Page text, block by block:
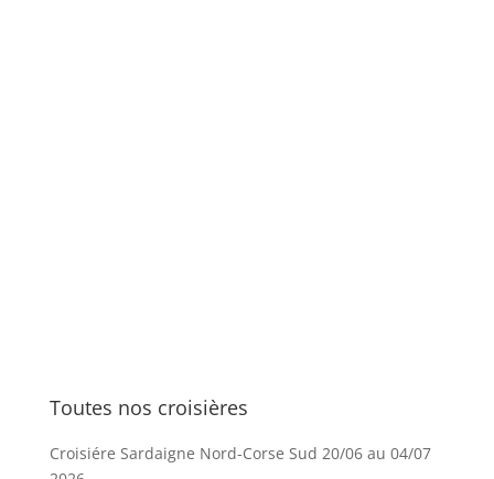
Toutes nos croisières
Croisiére Sardaigne Nord-Corse Sud 20/06 au 04/07